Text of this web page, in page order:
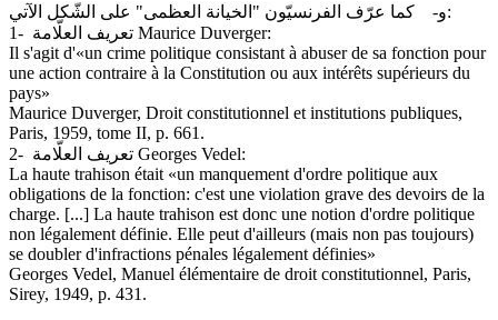
‌و- كما عرّف الفرنسيّون "الخيانة العظمى" على الشّكل الآتي:
1- تعريف العلّامة Maurice Duverger:
Il s'agit d'«un crime politique consistant à abuser de sa fonction pour
une action contraire à la Constitution ou aux intérêts supérieurs du
pays»
Maurice Duverger, Droit constitutionnel et institutions publiques,
Paris, 1959, tome II, p. 661.
2- تعريف العلّامة Georges Vedel:
La haute trahison était «un manquement d'ordre politique aux
obligations de la fonction: c'est une violation grave des devoirs de la
charge. [...] La haute trahison est donc une notion d'ordre politique
non légalement définie. Elle peut d'ailleurs (mais non pas toujours)
se doubler d'infractions pénales légalement définies»
Georges Vedel, Manuel élémentaire de droit constitutionnel, Paris,
Sirey, 1949, p. 431.